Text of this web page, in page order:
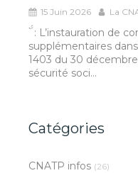
15 Juin 2026 La
: L’instauration de
supplémentaires
1403 du 30
sécurité soci...
Catégories
CNATP infos (26)